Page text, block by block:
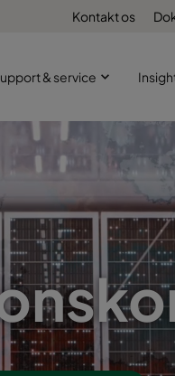
Kontakt os
& service